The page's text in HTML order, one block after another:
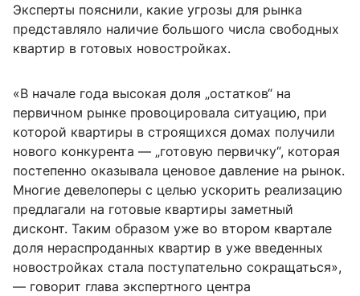
Эксперты пояснили, какие угрозы для рынка
представляло наличие большого числа свободных
квартир в готовых новостройках.
«В начале года высокая доля „остатков“ на
первичном рынке провоцировала ситуацию, при
которой квартиры в строящихся домах получили
нового конкурента — „готовую первичку“, которая
постепенно оказывала ценовое давление на рынок.
Многие девелоперы с целью ускорить реализацию
предлагали на готовые квартиры заметный
дисконт. Таким образом уже во втором квартале
доля нераспроданных квартир в уже введенных
новостройках стала поступательно сокращаться»,
— говорит глава экспертного центра